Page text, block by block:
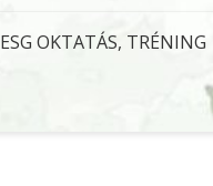
ESG OKTATÁS, TRÉNING